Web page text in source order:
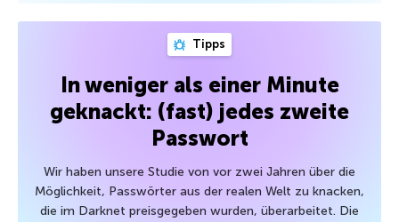
Tipps
In weniger als einer Minute
geknackt: (fast) jedes zweite
Passwort
Wir haben unsere Studie von vor zwei Jahren über die
Möglichkeit, Passwörter aus der realen Welt zu knacken,
die im Darknet preisgegeben wurden, überarbeitet. Die